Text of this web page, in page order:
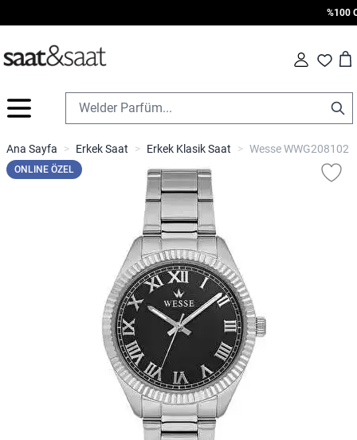
%100
Fav Cart
İçeriğe geç
Ana Sayfa > Erkek Saat > Erkek Klasik Saat > Wesse WWG208102
ONLINE ÖZEL